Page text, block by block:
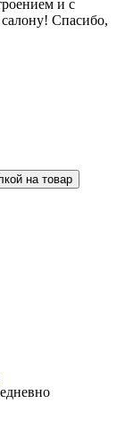
и с
Спасибо,
на товар